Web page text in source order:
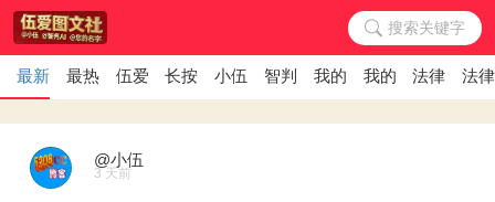
搜索关键字
最新 最热 伍爱图文社｜发帖3张图
长按识别看视频｜阅读原文
小伍智判AI案例评析法律意见
智判AI来了法官还敢故意判错
我的门店｜律所展示预
我的小店｜商铺
法律专题
法
@小伍
3 天前